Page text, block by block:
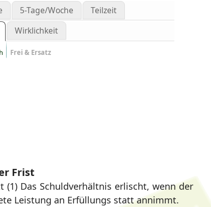
5-Tage/Woche
Teilzeit
Wirklichkeit
Frei & Ersatz
Frist
(1) Das Schuldverhältnis erlischt, wenn der
Leistung an Erfüllungs statt annimmt.